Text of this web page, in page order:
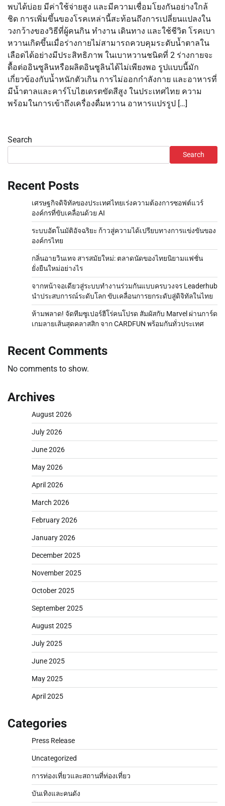
พบได้บ่อย มีค่าใช้จ่ายสูง และมีความเชื่อมโยงกันอย่างใกล้
ชิด การเพิ่มขึ้นของโรคเหล่านี้สะท้อนถึงการเปลี่ยนแปลงใน
วงกว้างของวิธีที่ผู้คนกิน ทำงาน เดินทาง และใช้ชีวิต โรคเบา
หวานเกิดขึ้นเมื่อร่างกายไม่สามารถควบคุมระดับน้ำตาลใน
เลือดได้อย่างมีประสิทธิภาพ ในเบาหวานชนิดที่ 2 ร่างกายจะ
ดื้อต่ออินซูลินหรือผลิตอินซูลินได้ไม่เพียงพอ รูปแบบนี้มัก
เกี่ยวข้องกับน้ำหนักตัวเกิน การไม่ออกกำลังกาย และอาหารที่
มีน้ำตาลและคาร์โบไฮเดรตขัดสีสูง ในประเทศไทย ความ
พร้อมในการเข้าถึงเครื่องดื่มหวาน อาหารแปรรูป […]
Search
Search
Recent Posts
เศรษฐกิจดิจิทัลของประเทศไทยเร่งความต้องการซอฟต์แวร์
องค์กรที่ขับเคลื่อนด้วย AI
ระบบอัตโนมัติอัจฉริยะ ก้าวสู่ความได้เปรียบทางการแข่งขันของ
องค์กรไทย
กลิ่นอายวินเทจ สารสมัยใหม่: ตลาดนัดของไทยนิยามแฟชั่น
ยั่งยืนใหม่อย่างไร
จากหน้าจอเดียวสู่ระบบทำงานร่วมกันแบบครบวงจร Leaderhub
นำประสบการณ์ระดับโลก ขับเคลื่อนการยกระดับสู่ดิจิทัลในไทย
ห้ามพลาด! จัดทีมซูเปอร์ฮีโร่คนโปรด สัมผัสกับ Marvel ผ่านการ์ด
เกมลายเส้นสุดคลาสสิก จาก CARDFUN พร้อมกันทั่วประเทศ
Recent Comments
No comments to show.
Archives
August 2026
July 2026
June 2026
May 2026
April 2026
March 2026
February 2026
January 2026
December 2025
November 2025
October 2025
September 2025
August 2025
July 2025
June 2025
May 2025
April 2025
Categories
Press Release
Uncategorized
การท่องเที่ยวและสถานที่ท่องเที่ยว
บันเทิงและคนดัง